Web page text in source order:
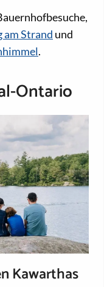
am Strand und
.
Ontario
Kawarthas